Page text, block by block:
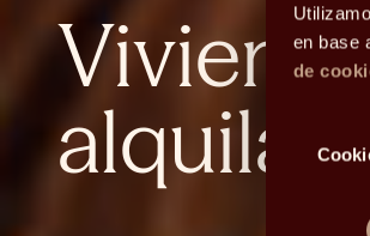
en base
de
Selección
de
alquilar?